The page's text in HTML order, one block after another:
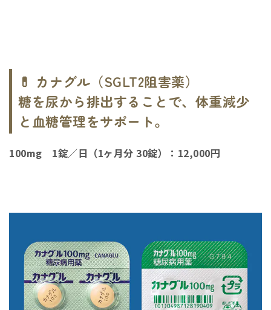
💊 カナグル（SGLT2阻害薬）
糖を尿から排出することで、体重減少
と血糖管理をサポート。
100mg 1錠／日（1ヶ月分 30錠）：12,000円